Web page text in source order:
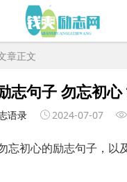
章正文
志句子 勿忘初心
语录 2024-07-07
忘初心的励志句子，以